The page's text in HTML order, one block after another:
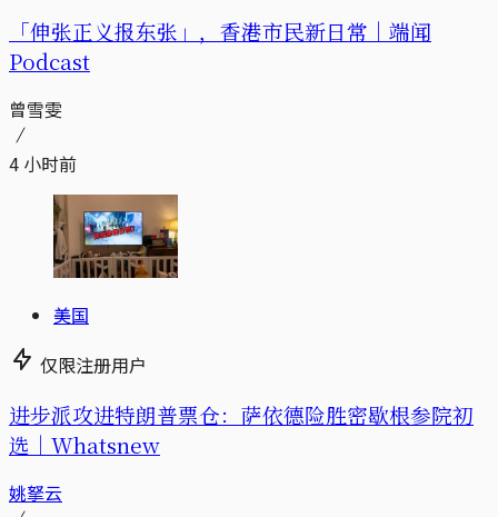
「伸张正义报东张」，香港市民新日常｜端闻
Podcast
曾雪雯
4 小时前
美国
仅限注册用户
进步派攻进特朗普票仓：萨依德险胜密歇根参院初
选｜Whatsnew
姚拏云